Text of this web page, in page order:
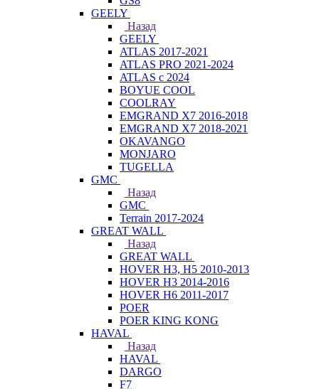
GEELY
Назад
GEELY
ATLAS 2017-2021
ATLAS PRO 2021-2024
ATLAS с 2024
BOYUE COOL
COOLRAY
EMGRAND X7 2016-2018
EMGRAND X7 2018-2021
OKAVANGO
MONJARO
TUGELLA
GMC
Назад
GMC
Terrain 2017-2024
GREAT WALL
Назад
GREAT WALL
HOVER H3, H5 2010-2013
HOVER H3 2014-2016
HOVER H6 2011-2017
POER
POER KING KONG
HAVAL
Назад
HAVAL
DARGO
F7